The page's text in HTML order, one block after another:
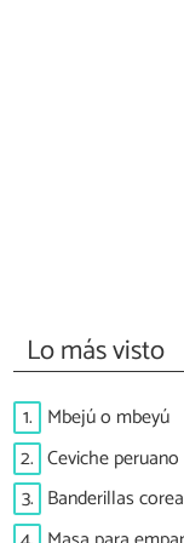
Lo más visto
1. Mbejú o mbeyú
2. Ceviche peruano
3. Banderillas